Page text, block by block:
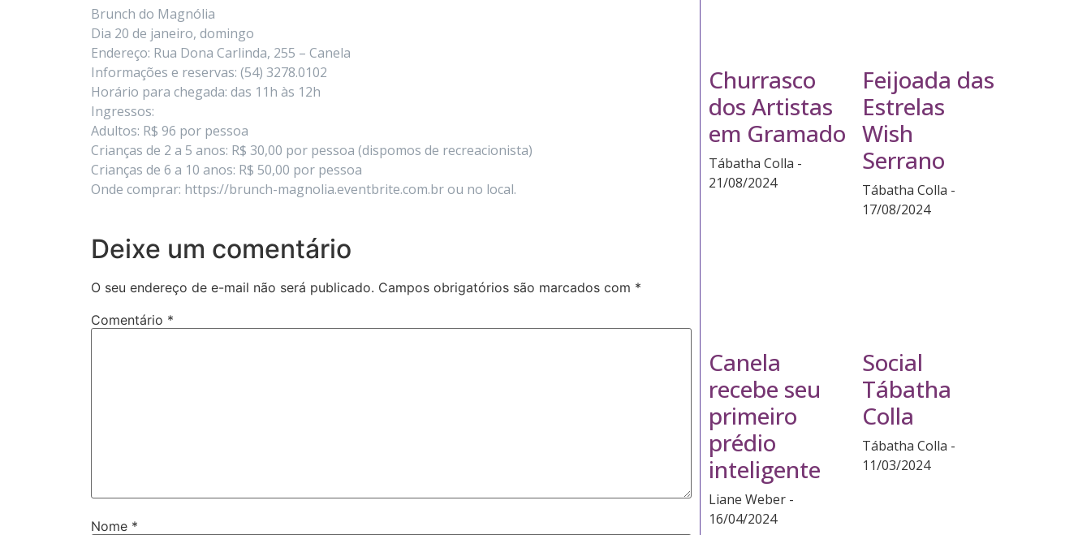
Brunch do Magnólia
Dia 20 de janeiro, domingo
Endereço: Rua Dona Carlinda, 255 – Canela
Informações e reservas: (54) 3278.0102
Horário para chegada: das 11h às 12h
Ingressos:
Adultos: R$ 96 por pessoa
Crianças de 2 a 5 anos: R$ 30,00 por pessoa (dispomos de recreacionista)
Crianças de 6 a 10 anos: R$ 50,00 por pessoa
Onde comprar: https://brunch-magnolia.eventbrite.com.br ou no local.
Deixe um comentário
O seu endereço de e-mail não será publicado. Campos obrigatórios são marcados com *
Comentário *
Nome *
Churrasco
dos Artistas
em Gramado
Tábatha Colla
21/08/2024
Feijoada das
Estrelas
Wish
Serrano
Tábatha Colla
17/08/2024
Canela
recebe seu
primeiro
prédio
inteligente
Liane Weber
16/04/2024
Social
Tábatha
Colla
Tábatha Colla
11/03/2024